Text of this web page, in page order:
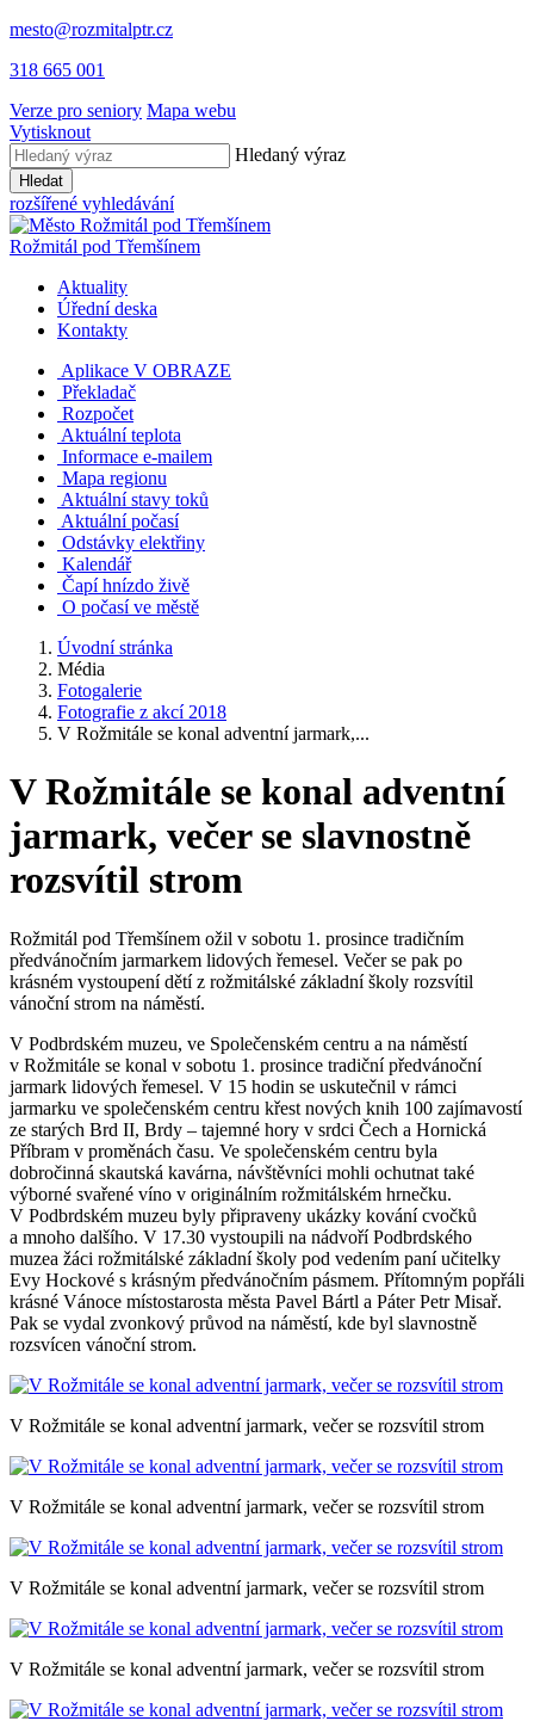
mesto@rozmitalptr.cz
318 665 001
Verze pro seniory Mapa webu
Vytisknout
Hledaný výraz
Hledat
rozšířené vyhledávání
Rožmitál pod Třemšínem
Aktuality
Úřední deska
Kontakty
Aplikace V OBRAZE
Překladač
Rozpočet
Aktuální teplota
Informace e-mailem
Mapa regionu
Aktuální stavy toků
Aktuální počasí
Odstávky elektřiny
Kalendář
Čapí hnízdo živě
O počasí ve městě
Úvodní stránka
Média
Fotogalerie
Fotografie z akcí 2018
V Rožmitále se konal adventní jarmark,...
V Rožmitále se konal adventní
jarmark, večer se slavnostně
rozsvítil strom
Rožmitál pod Třemšínem ožil v sobotu 1. prosince tradičním
předvánočním jarmarkem lidových řemesel. Večer se pak po
krásném vystoupení dětí z rožmitálské základní školy rozsvítil
vánoční strom na náměstí.
V Podbrdském muzeu, ve Společenském centru a na náměstí
v Rožmitále se konal v sobotu 1. prosince tradiční předvánoční
jarmark lidových řemesel. V 15 hodin se uskutečnil v rámci
jarmarku ve společenském centru křest nových knih 100 zajímavostí
ze starých Brd II, Brdy – tajemné hory v srdci Čech a Hornická
Příbram v proměnách času. Ve společenském centru byla
dobročinná skautská kavárna, návštěvníci mohli ochutnat také
výborné svařené víno v originálním rožmitálském hrnečku.
V Podbrdském muzeu byly připraveny ukázky kování cvočků
a mnoho dalšího. V 17.30 vystoupili na nádvoří Podbrdského
muzea žáci rožmitálské základní školy pod vedením paní učitelky
Evy Hockové s krásným předvánočním pásmem. Přítomným popřáli
krásné Vánoce místostarosta města Pavel Bártl a Páter Petr Misař.
Pak se vydal zvonkový průvod na náměstí, kde byl slavnostně
rozsvícen vánoční strom.
V Rožmitále se konal adventní jarmark, večer se rozsvítil strom
V Rožmitále se konal adventní jarmark, večer se rozsvítil strom
V Rožmitále se konal adventní jarmark, večer se rozsvítil strom
V Rožmitále se konal adventní jarmark, večer se rozsvítil strom